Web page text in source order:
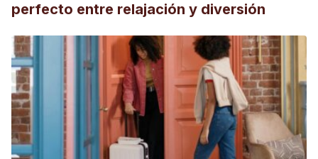
perfecto entre relajación y diversión